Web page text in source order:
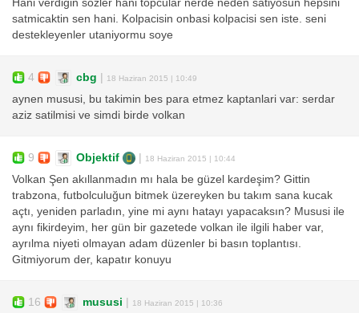
Hani verdigin sozler hani topcular nerde neden satiyosun hepsini
satmicaktin sen hani. Kolpacisin onbasi kolpacisi sen iste. seni
destekleyenler utaniyormu soye
4 cbg 18 Haziran 2015 | 10:49
aynen mususi, bu takimin bes para etmez kaptanlari var: serdar
aziz satilmisi ve simdi birde volkan
9 Objektif 18 Haziran 2015 | 10:44
Volkan Şen akıllanmadın mı hala be güzel kardeşim? Gittin
trabzona, futbolculuğun bitmek üzereyken bu takım sana kucak
açtı, yeniden parladın, yine mi aynı hatayı yapacaksın? Mususi ile
aynı fikirdeyim, her gün bir gazetede volkan ile ilgili haber var,
ayrılma niyeti olmayan adam düzenler bi basın toplantısı.
Gitmiyorum der, kapatır konuyu
16 mususi 18 Haziran 2015 | 10:36